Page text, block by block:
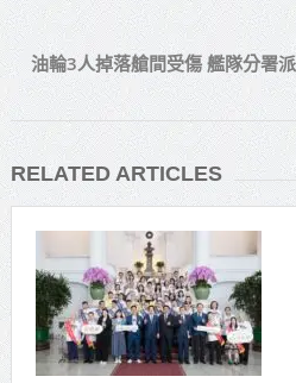
油輪3人掉落艙間受傷 艦隊分署
RELATED ARTICLES